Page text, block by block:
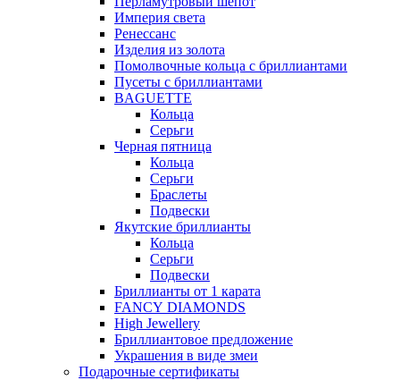
Империя света
Ренессанс
Изделия из золота
Помолвочные кольца с бриллиантами
Пусеты с бриллиантами
BAGUETTE
Кольца
Серьги
Черная пятница
Кольца
Серьги
Браслеты
Подвески
Якутские бриллианты
Кольца
Серьги
Подвески
Бриллианты от 1 карата
FANCY DIAMONDS
High Jewellery
Бриллиантовое предложение
Украшения в виде змеи
Подарочные сертификаты